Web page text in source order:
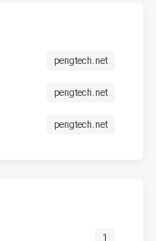
pengtech.net
pengtech.net
pengtech.net
1